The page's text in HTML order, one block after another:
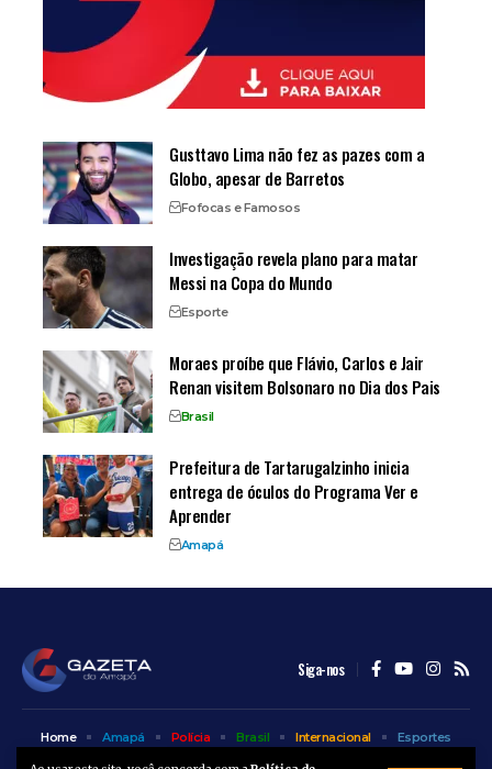
Gusttavo Lima não fez as pazes com a
Globo, apesar de Barretos
Fofocas e Famosos
Investigação revela plano para matar
Messi na Copa do Mundo
Esporte
Moraes proíbe que Flávio, Carlos e Jair
Renan visitem Bolsonaro no Dia dos Pais
Brasil
Prefeitura de Tartarugalzinho inicia
entrega de óculos do Programa Ver e
Aprender
Amapá
Siga-nos
Home Amapá Polícia Brasil Internacional
Esportes
Bem Estar
Entretenimento